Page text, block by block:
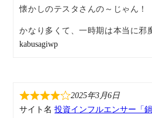
懐かしのテスタさんの～じゃん！
かなり多くて、一時期は本当に邪
kabusagiwp
2025年3月6日
サイト名投資インフルエンサー「鍋